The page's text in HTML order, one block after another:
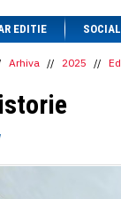
EDITIE SOCIAL
Arhiva // 2025 //